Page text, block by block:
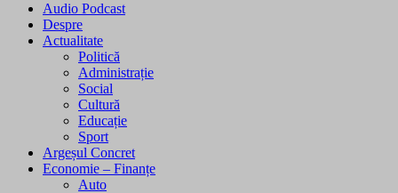
Audio Podcast
Despre
Actualitate
Politică
Administrație
Social
Cultură
Educație
Sport
Argeșul Concret
Economie – Finanțe
Auto